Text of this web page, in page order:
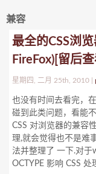
兼容
最全的CSS浏
FireFox)[留后查
星期四, 二月 25th, 2010 |
也没有时间去看完，
碰到此类问题，看能
CSS 对浏览器的兼容
理,就会觉得也不是难
法并整理了 一下.对
OCTYPE 影响 CSS